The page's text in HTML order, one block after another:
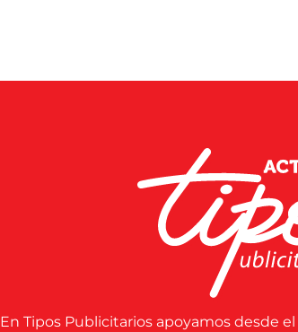
En Tipos Publicitarios apoyamos desde